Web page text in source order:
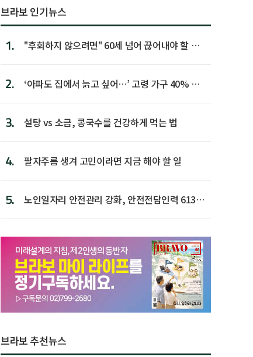
브라보 인기뉴스
1.
"후회하지 않으려면" 60세 넘어 끊어내야 할 사
2.
‘아파도 집에서 늙고 싶어…’ 고령 가구 40% 노
3. 설탕 vs 소금, 콩국수를 건강하게 먹는 법
4. 팔자주름 생겨 고민이라면 지금 해야 할 일
5.
노인일자리 안전관리 강화, 안전전담인력 613명
브라보 추천뉴스